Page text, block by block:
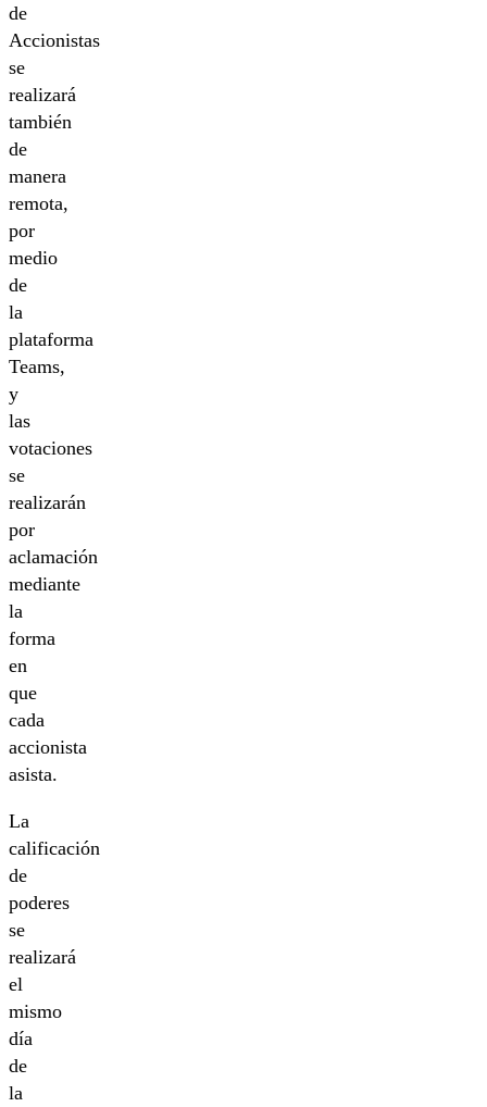
de
Accionistas
se
realizará
también
de
manera
remota,
por
medio
de
la
plataforma
Teams,
y
las
votaciones
se
realizarán
por
aclamación
mediante
la
forma
en
que
cada
accionista
asista.
La
calificación
de
poderes
se
realizará
el
mismo
día
de
la